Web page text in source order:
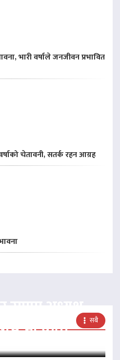
भारी वर्षाले जनजीवन प्रभावित
चेतावनी, सतर्क रहन आग्रह
सबै
राप्रपा अध्यक्ष
भेटवार्ता